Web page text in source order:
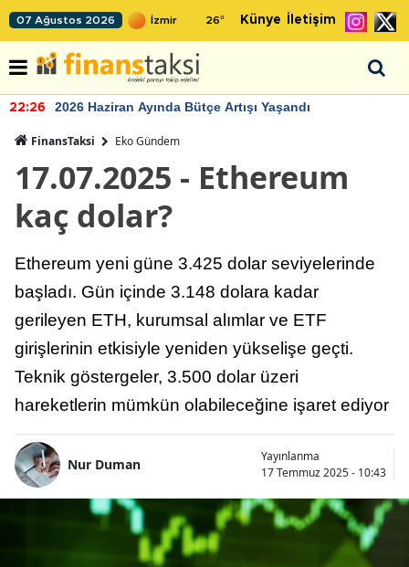
07 Ağustos 2026 26° Künye İletişim
22:26 2026 Haziran Ayında Bütçe Artışı Yaşandı
FinansTaksi Eko Gündem
17.07.2025 - Ethereum
kaç dolar?
Ethereum yeni güne 3.425 dolar seviyelerinde
başladı. Gün içinde 3.148 dolara kadar
gerileyen ETH, kurumsal alımlar ve ETF
girişlerinin etkisiyle yeniden yükselişe geçti.
Teknik göstergeler, 3.500 dolar üzeri
hareketlerin mümkün olabileceğine işaret ediyor
Nur Duman
Yayınlanma
17 Temmuz 2025 - 10:43